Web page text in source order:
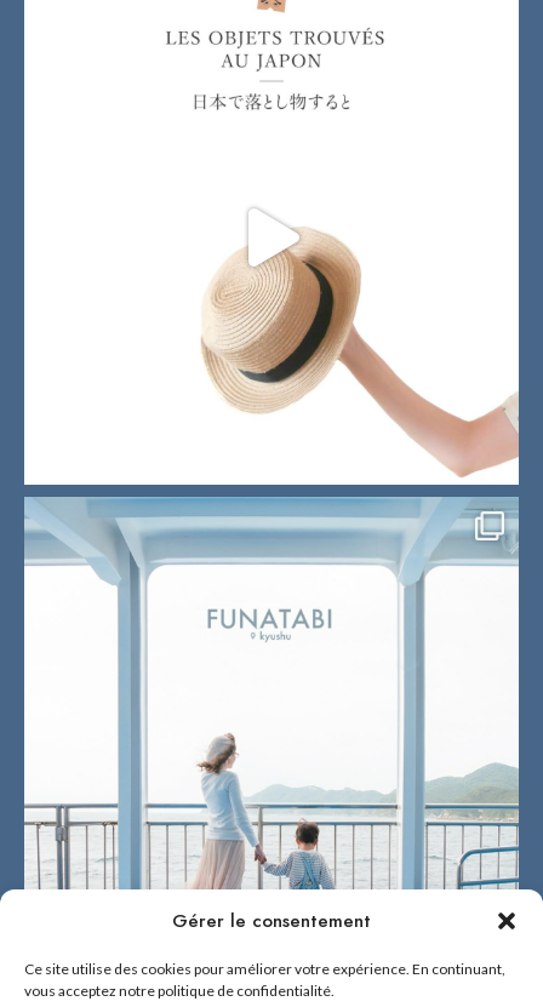
Gérer le consentement
Ce site utilise des cookies pour améliorer votre expérience. En continuant,
vous acceptez notre politique de confidentialité.